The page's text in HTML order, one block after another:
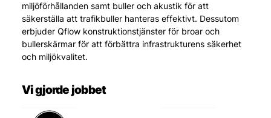
miljöförhållanden samt buller och akustik för att
säkerställa att trafikbuller hanteras effektivt. Dessutom
erbjuder Qflow konstruktionstjänster för broar och
bullerskärmar för att förbättra infrastrukturens säkerhet
och miljökvalitet.
Vi gjorde jobbet